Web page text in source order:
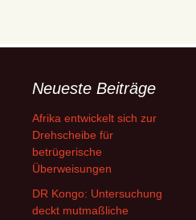
Neueste Beiträge
Afrika entwickelt sich zur
Drehscheibe für
betrügerische
Überweisungen
DR Kongo: Untersuchung
deckt mutmaßliche